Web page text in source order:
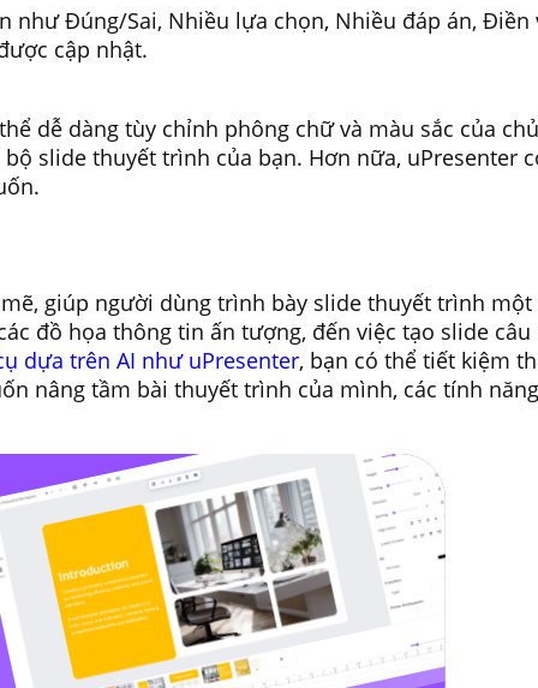
Đúng/Sai, Nhiều lựa chọn, Nhiều đáp án,
cập nhật.
dễ dàng tùy chỉnh phông chữ và màu sắc của
slide thuyết trình của bạn. Hơn nữa, uPresenter
giúp người dùng trình bày slide thuyết trình
đồ họa thông tin ấn tượng, đến việc tạo slide
dựa trên AI như uPresenter, bạn có thể tiết kiệm
nâng tầm bài thuyết trình của mình, các tính